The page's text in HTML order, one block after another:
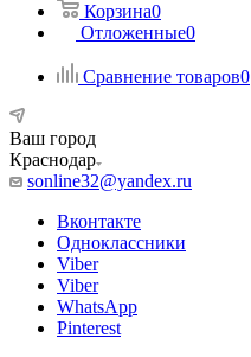
Корзина0
Отложенные0
Сравнение товаров0
Ваш город
Краснодар
sonline32@yandex.ru
Вконтакте
Одноклассники
Viber
Viber
WhatsApp
Pinterest